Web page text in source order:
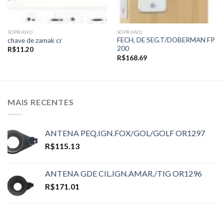
SOPRANO
chave de zamak cr
R$11.20
SOPRANO
FECH, DE SEG.T/DOBERMAN FP
200
R$168.69
MAIS RECENTES
ANTENA PEQ.IGN.FOX/GOL/GOLF OR1297
R$115.13
ANTENA GDE CIL.IGN.AMAR./TIG OR1296
R$171.01